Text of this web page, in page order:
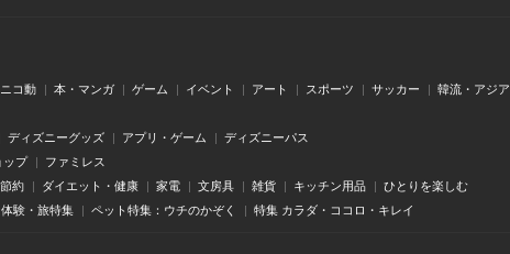
ニコ動 本・マンガ ゲーム イベント アート スポーツ サッカー 韓流・アジア
ディズニーグッズ アプリ・ゲーム ディズニーパス
ップ ファミレス
節約 ダイエット・健康 家電 文房具 雑貨 キッチン用品 ひとりを楽しむ
験・旅特集 ペット特集：ウチのかぞく 特集 カラダ・ココロ・キレイ